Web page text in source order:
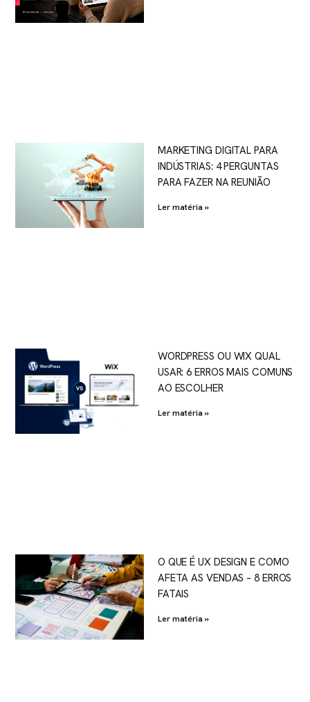
MARKETING DIGITAL PARA
INDÚSTRIAS: 4 PERGUNTAS
PARA FAZER NA REUNIÃO
Ler matéria »
WORDPRESS OU WIX QUAL
USAR: 6 ERROS MAIS COMUNS
AO ESCOLHER
Ler matéria »
O QUE É UX DESIGN E COMO
AFETA AS VENDAS – 8 ERROS
FATAIS
Ler matéria »